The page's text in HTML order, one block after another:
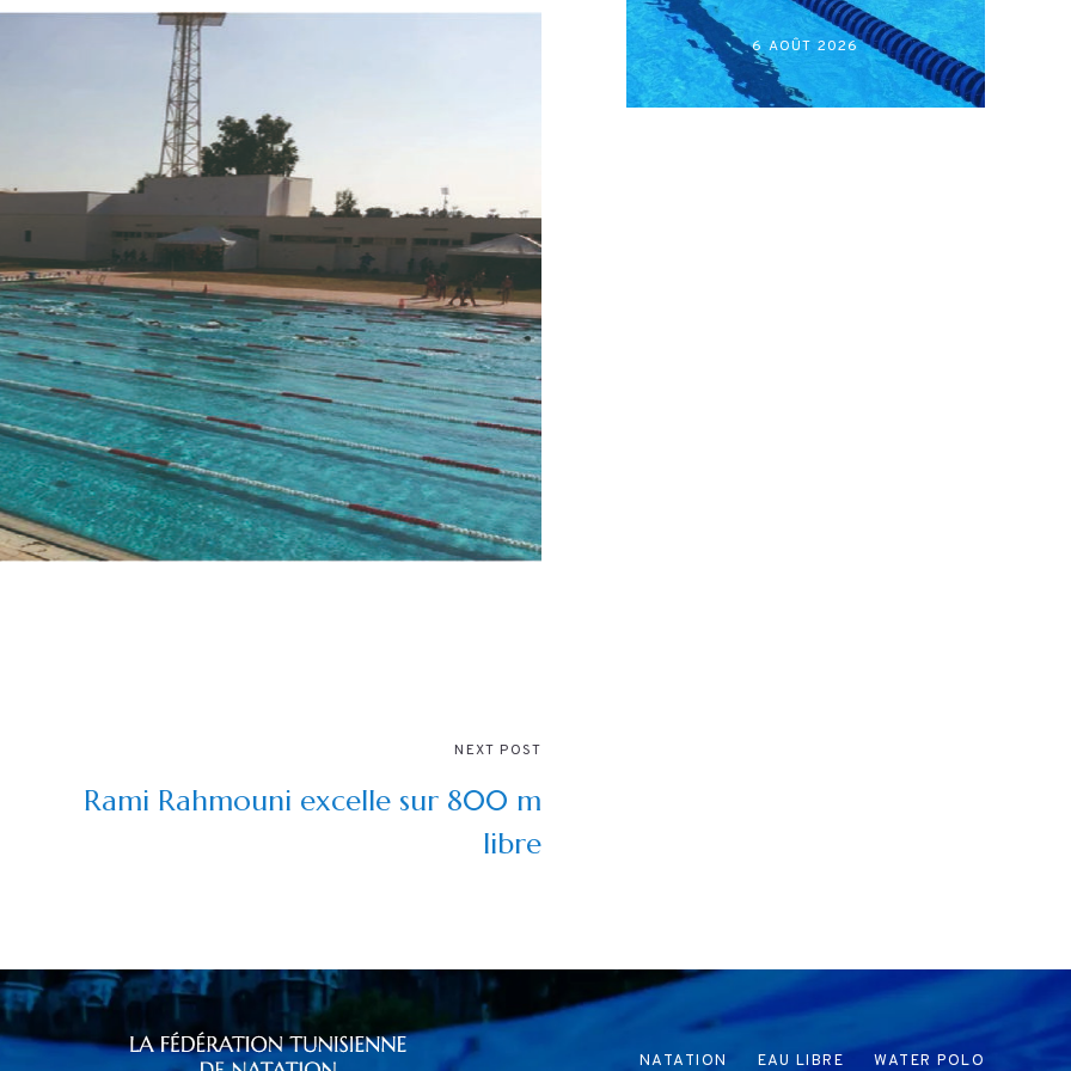
NEXT POST
Rami Rahmouni excelle sur 800 m
libre
JUILLET 2026
أكابر)
27 JUILLET 2026
NATATION EAU LIBRE WATER POLO